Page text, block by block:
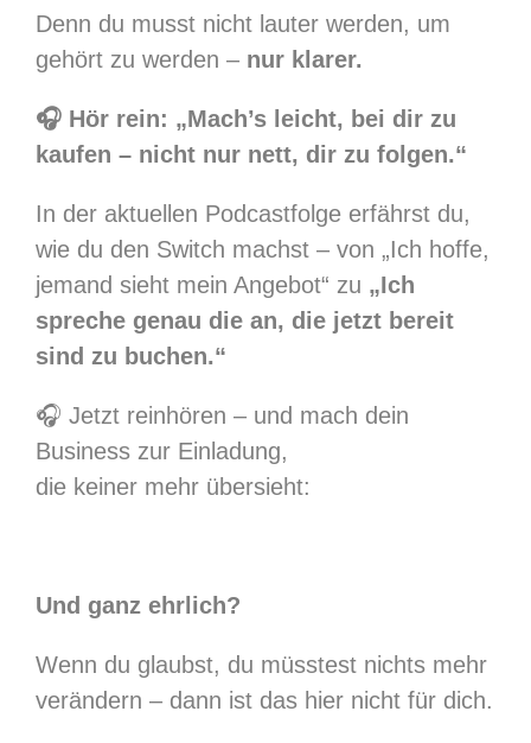
Denn du musst nicht lauter werden, um
gehört zu werden – nur klarer.
🎧 Hör rein: „Mach’s leicht, bei dir zu
kaufen – nicht nur nett, dir zu folgen.“
In der aktuellen Podcastfolge erfährst du,
wie du den Switch machst – von „Ich hoffe,
jemand sieht mein Angebot“ zu „Ich
spreche genau die an, die jetzt bereit
sind zu buchen.“
🎧 Jetzt reinhören – und mach dein
Business zur Einladung,
die keiner mehr übersieht:
Und ganz ehrlich?
Wenn du glaubst, du müsstest nichts mehr
verändern – dann ist das hier nicht für dich.